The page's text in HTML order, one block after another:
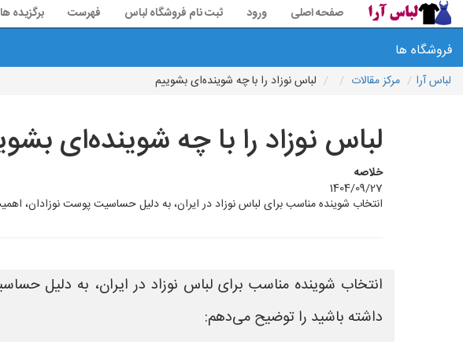
صفحه اصلی ورود ثبت نام فروشگاه لباس فهرست برگزیده ها
فروشگاه ها
لباس آرا مرکز مقالات لباس نوزاد را با چه شوینده‌ای بشوییم
لباس نوزاد را با چه شوینده‌ای
خلاصه
1404/09/27
انتخاب شوینده مناسب برای لباس نوزاد در ایران، به دلیل حساسیت پوست نوزادان،
انتخاب شوینده مناسب برای لباس نوزاد در ایران، به دلیل
داشته باشید را توضیح می‌دهم: